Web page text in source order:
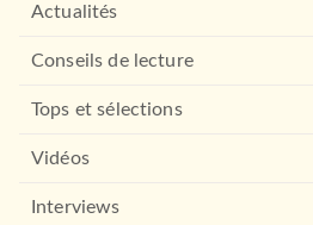
Actualités
Conseils de lecture
Tops et sélections
Vidéos
Interviews